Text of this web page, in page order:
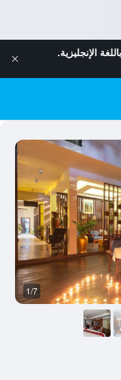
الإنجليزية.
1/7